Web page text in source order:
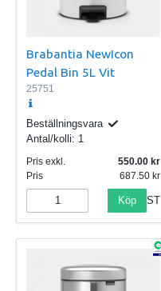
Brabantia NewIcon
Pedal Bin 5L Vit
25751
Beställningsvara
Antal/kolli: 1
Pris exkl.
550.00
Pris
687.50
Köp ST